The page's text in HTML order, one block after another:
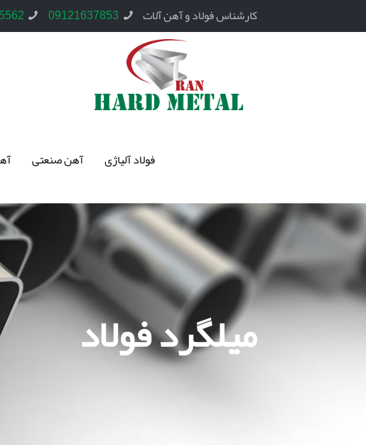
کارشناس فولاد و آهن آلات 09121637853
فولاد آلیاژی آهن صنعتی
میلگرد فولاد